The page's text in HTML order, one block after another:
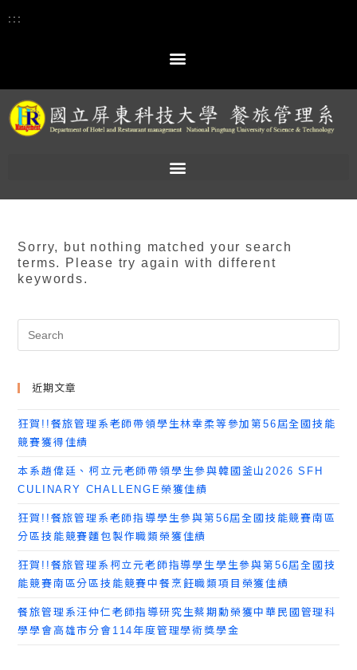
:::
Sorry, but nothing matched your search
terms. Please try again with different
keywords.
近期文章
狂賀!!餐旅管理系老師帶領學生林幸柔等參加第56屆全國技能
競賽獲得佳績
本系趙偉廷、柯立元老師帶領學生參與韓國釜山2026 SFH
CULINARY CHALLENGE榮獲佳績
狂賀!!餐旅管理系老師指導學生參與第56屆全國技能競賽南區
分區技能競賽麵包製作職類榮獲佳績
狂賀!!餐旅管理系柯立元老師指導學生學生參與第56屆全國技
能競賽南區分區技能競賽中餐烹飪職類項目榮獲佳績
餐旅管理系汪仲仁老師指導研究生蔡期勳榮獲中華民國管理科
學學會高雄市分會114年度管理學術獎學金